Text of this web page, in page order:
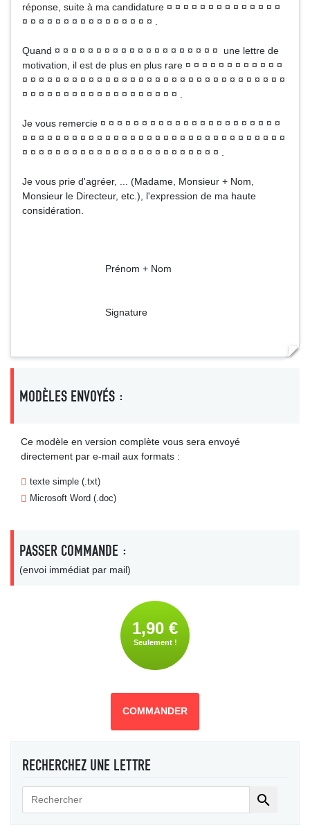
réponse, suite à ma candidature ¤ ¤ ¤ ¤ ¤ ¤ ¤ ¤ ¤ ¤ ¤ ¤ ¤ ¤
¤ ¤ ¤ ¤ ¤ ¤ ¤ ¤ ¤ ¤ ¤ ¤ ¤ ¤ ¤ ¤ .
Quand ¤ ¤ ¤ ¤ ¤ ¤ ¤ ¤ ¤ ¤ ¤ ¤ ¤ ¤ ¤ ¤ ¤ ¤ ¤ ¤ une lettre de
motivation, il est de plus en plus rare ¤ ¤ ¤ ¤ ¤ ¤ ¤ ¤ ¤ ¤ ¤ ¤
¤ ¤ ¤ ¤ ¤ ¤ ¤ ¤ ¤ ¤ ¤ ¤ ¤ ¤ ¤ ¤ ¤ ¤ ¤ ¤ ¤ ¤ ¤ ¤ ¤ ¤ ¤ ¤ ¤ ¤ ¤ ¤
¤ ¤ ¤ ¤ ¤ ¤ ¤ ¤ ¤ ¤ ¤ ¤ ¤ ¤ ¤ ¤ ¤ ¤ ¤ .
Je vous remercie ¤ ¤ ¤ ¤ ¤ ¤ ¤ ¤ ¤ ¤ ¤ ¤ ¤ ¤ ¤ ¤ ¤ ¤ ¤ ¤ ¤ ¤
¤ ¤ ¤ ¤ ¤ ¤ ¤ ¤ ¤ ¤ ¤ ¤ ¤ ¤ ¤ ¤ ¤ ¤ ¤ ¤ ¤ ¤ ¤ ¤ ¤ ¤ ¤ ¤ ¤ ¤ ¤ ¤
¤ ¤ ¤ ¤ ¤ ¤ ¤ ¤ ¤ ¤ ¤ ¤ ¤ ¤ ¤ ¤ ¤ ¤ ¤ ¤ ¤ ¤ ¤ ¤ .
Je vous prie d'agréer, ... (Madame, Monsieur + Nom,
Monsieur le Directeur, etc.), l'expression de ma haute
considération.
Prénom + Nom
Signature
MODÈLES ENVOYÉS :
Ce modèle en version complète vous sera envoyé
directement par e-mail aux formats :
texte simple (.txt)
Microsoft Word (.doc)
PASSER COMMANDE :
(envoi immédiat par mail)
1,90 €
Seulement !
COMMANDER
RECHERCHEZ UNE LETTRE
